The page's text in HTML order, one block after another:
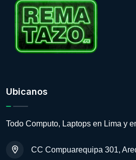
Ubicanos
Todo Computo, Laptops en Lima y
CC Compuarequipa 301,